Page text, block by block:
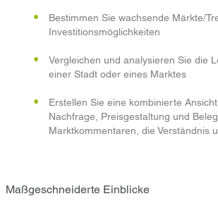
Bestimmen Sie wachsende Märkte/
Investitionsmöglichkeiten
Vergleichen und analysieren Sie die
einer Stadt oder eines Marktes
Erstellen Sie eine kombinierte
Nachfrage, Preisgestaltung und
Marktkommentaren, die Verständnis
Maßgeschneiderte Einblicke